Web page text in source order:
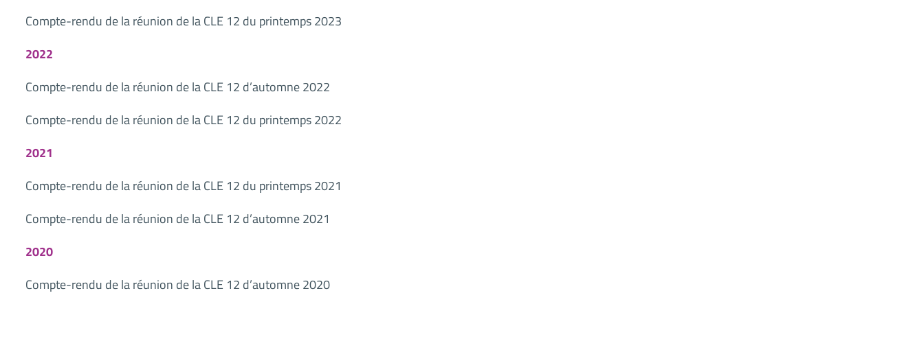
Compte-rendu de la réunion de la CLE 12 du printemps 2023
2022
Compte-rendu de la réunion de la CLE 12 d’automne 2022
Compte-rendu de la réunion de la CLE 12 du printemps 2022
2021
Compte-rendu de la réunion de la CLE 12 du printemps 2021
Compte-rendu de la réunion de la CLE 12 d’automne 2021
2020
Compte-rendu de la réunion de la CLE 12 d’automne 2020